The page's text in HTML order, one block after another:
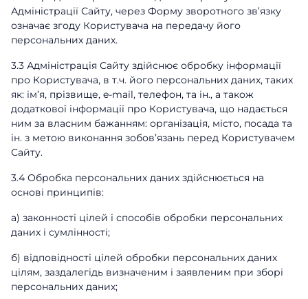
Адміністрації Сайту, через Форму зворотного зв’язку
означає згоду Користувача на передачу його
персональних даних.
3.3 Адміністрація Сайту здійснює обробку інформації
про Користувача, в т.ч. його персональних даних, таких
як: ім’я, прізвище, e-mail, телефон, та ін., а також
додаткової інформації про Користувача, що надається
ним за власним бажанням: організація, місто, посада та
ін. з метою виконання зобов’язань перед Користувачем
Сайту.
3.4 Обробка персональних даних здійснюється на
основі принципів:
а) законності цілей і способів обробки персональних
даних і сумлінності;
б) відповідності цілей обробки персональних даних
цілям, заздалегідь визначеним і заявленим при зборі
персональних даних;